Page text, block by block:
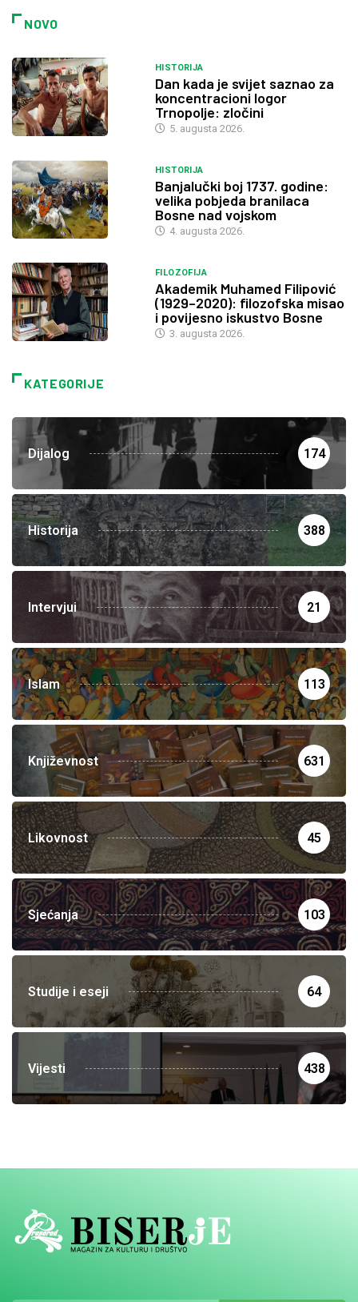
NOVO
HISTORIJA
Dan kada je svijet saznao za
koncentracioni logor
Trnopolje: zločini
5. augusta 2026.
HISTORIJA
Banjalučki boj 1737. godine:
velika pobjeda branilaca
Bosne nad vojskom
4. augusta 2026.
FILOZOFIJA
Akademik Muhamed Filipović
(1929–2020): filozofska misao
i povijesno iskustvo Bosne
3. augusta 2026.
KATEGORIJE
Dijalog 174
Historija 388
Intervjui 21
Islam 113
Književnost 631
Likovnost 45
Sjećanja 103
Studije i eseji 64
Vijesti 438